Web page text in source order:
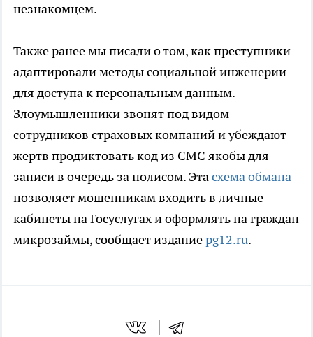
незнакомцем.
Также ранее мы писали о том, как преступники
адаптировали методы социальной инженерии
для доступа к персональным данным.
Злоумышленники звонят под видом
сотрудников страховых компаний и убеждают
жертв продиктовать код из СМС якобы для
записи в очередь за полисом. Этасхема обмана
позволяет мошенникам входить в личные
кабинеты на Госуслугах и оформлять на граждан
микрозаймы, сообщает изданиеpg12.ru.